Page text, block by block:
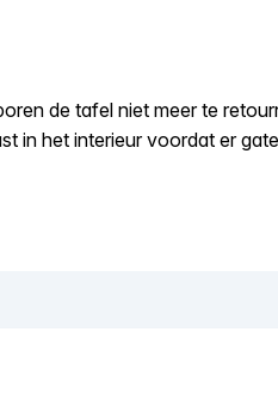
de tafel niet meer te
in het interieur voordat er